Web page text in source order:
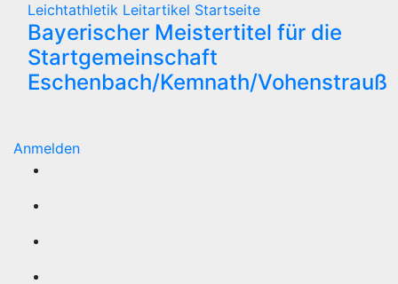
Leichtathletik Leitartikel Startseite
Bayerischer Meistertitel für die
Startgemeinschaft
Eschenbach/Kemnath/Vohenstrauß
Anmelden